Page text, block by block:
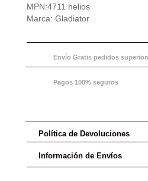
MPN:4711 helios
Marca: Gladiator
Envío Gratis pedidos
Pagos 100% seguros
Política de Devoluciones
Información de Envíos